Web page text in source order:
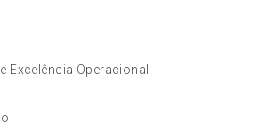
Excelência Operacional